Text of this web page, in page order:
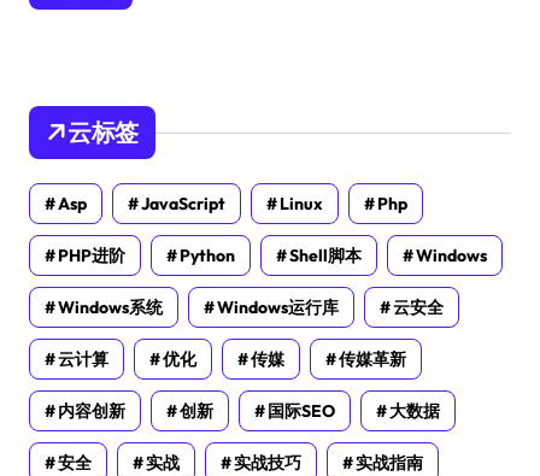
云标签
Asp JavaScript Linux Php
PHP进阶 Python Shell脚本 Windows
Windows系统 Windows运行库 云安全
云计算 优化 传媒 传媒革新
内容创新 创新 国际SEO 大数据
安全 实战 实战技巧 实战指南